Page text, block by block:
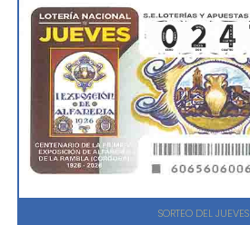
SORTEO DEL JUEVES